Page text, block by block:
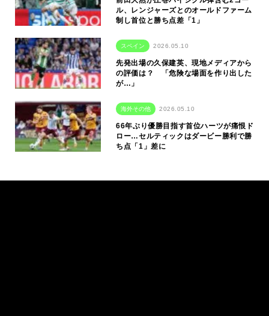
ル、レンジャーズとのオールドファーム
制し首位と勝ち点差「1」
スペイン 2026.05.10
先発出場の久保建英、現地メディアから
の評価は？ 「危険な場面を作り出した
が…」
海外その他 2026.05.10
66年ぶり優勝目指す首位ハーツが痛恨ド
ロー…セルティックはダービー勝利で勝
ち点「1」差に